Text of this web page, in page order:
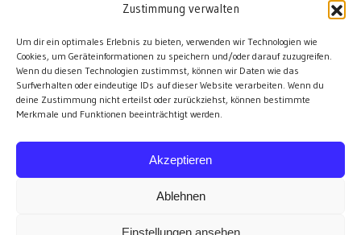
Zustimmung verwalten
Um dir ein optimales Erlebnis zu bieten, verwenden wir Technologien wie
Cookies, um Geräteinformationen zu speichern und/oder darauf zuzugreifen.
Wenn du diesen Technologien zustimmst, können wir Daten wie das
Surfverhalten oder eindeutige IDs auf dieser Website verarbeiten. Wenn du
deine Zustimmung nicht erteilst oder zurückziehst, können bestimmte
Merkmale und Funktionen beeinträchtigt werden.
Akzeptieren
Ablehnen
Einstellungen ansehen
Kunstmarkt: Noble Begierden
Woher kommen die „Wiederösterreicher“?
DDR 4.0: Der Fall Dr Witzschel u.a.
alle Artikel